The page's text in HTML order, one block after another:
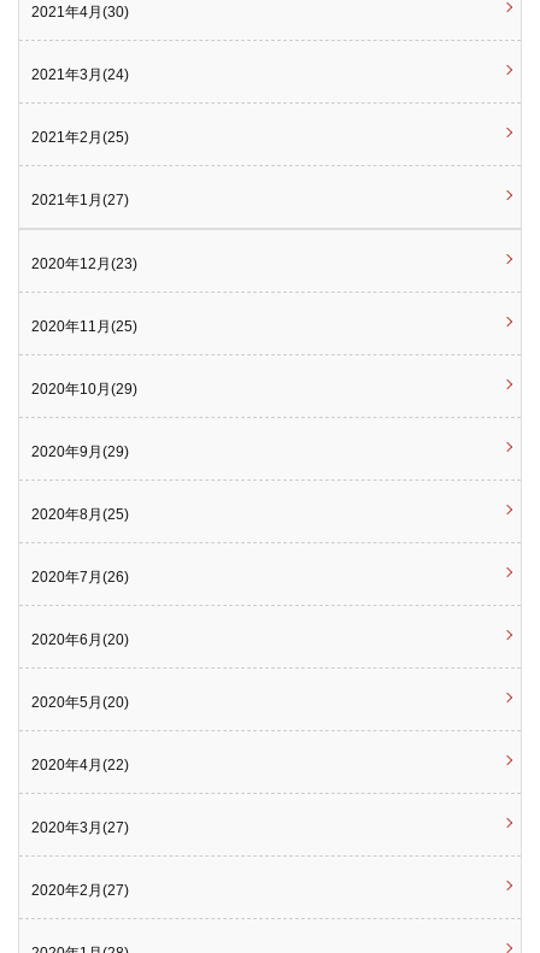
2021年4月(30)
2021年3月(24)
2021年2月(25)
2021年1月(27)
2020年12月(23)
2020年11月(25)
2020年10月(29)
2020年9月(29)
2020年8月(25)
2020年7月(26)
2020年6月(20)
2020年5月(20)
2020年4月(22)
2020年3月(27)
2020年2月(27)